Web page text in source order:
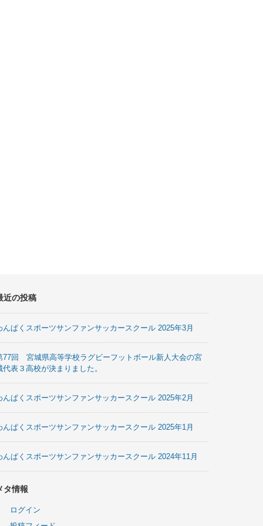
近の投稿
んぱくスポーツサンファンサッカースクール 2025年3月
77回 宮城県高等学校ラグビーフットボール新人大会の宮
代表３高校が決まりました。
んぱくスポーツサンファンサッカースクール 2025年2月
んぱくスポーツサンファンサッカースクール 2025年1月
んぱくスポーツサンファンサッカースクール 2024年11月
タ情報
ログイン